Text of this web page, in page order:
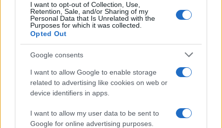
I want to opt-out of Collection, Use,
Retention, Sale, and/or Sharing of my
Personal Data that Is Unrelated with the
Purposes for which it was collected.
Opted Out
Google consents
I want to allow Google to enable storage
related to advertising like cookies on web or
device identifiers in apps.
I want to allow my user data to be sent to
Google for online advertising purposes.
terroristiche in siti sensibili. E ora tutte queste
informazioni sono nelle mani di personaggi che
certamente non temono le indagini della Corte
Penale Internazionale dell’Aia. Nawazuddin
Haqqani ha anche aggiunto che ora che Kabul è
stata presa, il lavoro operativo è passato in
secondo piano e la massima attenzione è rivolta
. Mentre la maggior parte dei
combattenti si riposa in diverse madrasse, le